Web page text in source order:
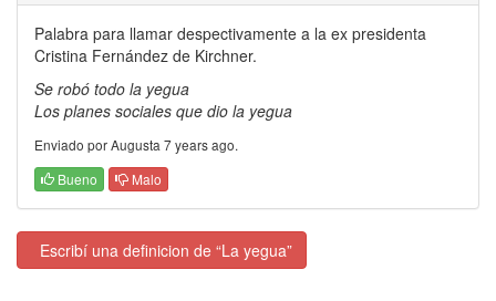
Palabra para llamar despectivamente a la ex presidenta
Cristina Fernández de Kirchner.
Se robó todo la yegua
Los planes sociales que dio la yegua
Enviado por Augusta 7 years ago.
Bueno
Malo
Escribí una definicion de “La yegua”